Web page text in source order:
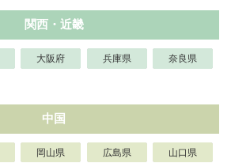
関西・近畿
大阪府 兵庫県 奈良県
中国
岡山県 広島県 山口県